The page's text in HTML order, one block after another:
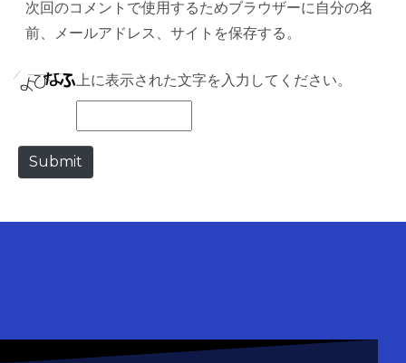
e
次回のコメントで使用するためブラウザーに自分の名
前、メールアドレス、サイトを保存する。
上に表示された文字を入力してください。
Submit